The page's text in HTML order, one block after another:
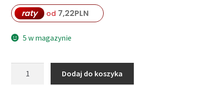
raty od 7,22PLN
5 w magazynie
Dodaj do koszyka